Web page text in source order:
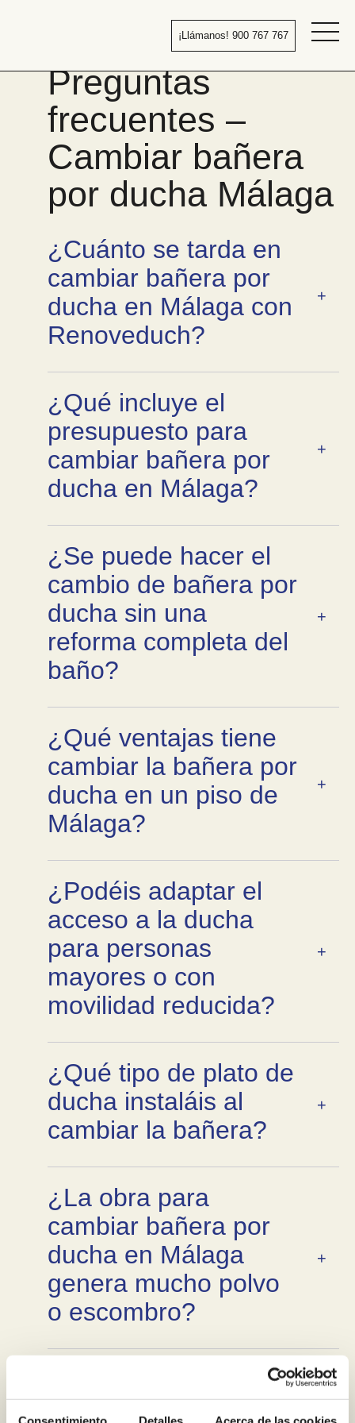
por
ducha
¡Llámanos! 900 767 767
Preguntas
frecuentes –
Cambiar bañera
por ducha Málaga
¿Cuánto se tarda en
cambiar bañera por
ducha en Málaga con
Renoveduch?
¿Qué incluye el
presupuesto para
cambiar bañera por
ducha en Málaga?
¿Se puede hacer el
cambio de bañera por
ducha sin una
reforma completa del
baño?
¿Qué ventajas tiene
cambiar la bañera por
ducha en un piso de
Málaga?
¿Podéis adaptar el
acceso a la ducha
para personas
mayores o con
movilidad reducida?
¿Qué tipo de plato de
ducha instaláis al
cambiar la bañera?
¿La obra para
cambiar bañera por
ducha en Málaga
genera mucho polvo
o escombro?
antigua y os